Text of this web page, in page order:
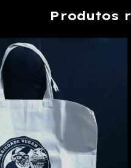
Produtos